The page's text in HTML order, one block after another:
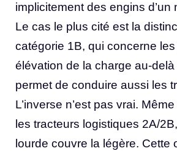
implicitement des engins d’un
Le cas le plus cité est la
catégorie 1B, qui concerne
élévation de la charge au-
permet de conduire aussi les
L’inverse n’est pas vrai.
les tracteurs logistiques 2A/
lourde couvre la légère. Cette